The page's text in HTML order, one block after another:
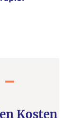
Kosten